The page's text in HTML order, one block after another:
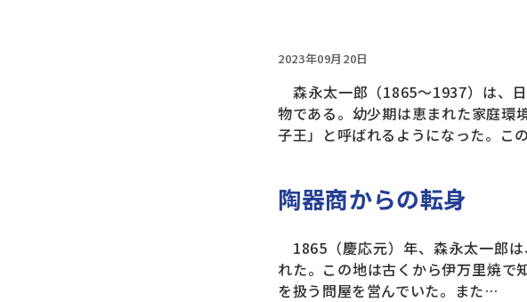
2023年09月20日
森永太一郎（1865～1937）は、
物である。幼少期は恵まれた家庭環
子王」と呼ばれるようになった。こ
陶器商からの転身
1865（慶応元）年、森永太一郎
れた。この地は古くから伊万里焼で
を扱う問屋を営んでいた。また…